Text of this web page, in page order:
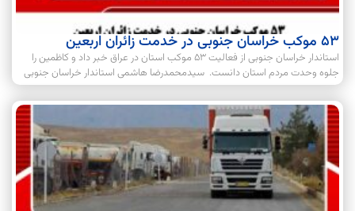
53 موکب خراسان جنوبی در خدمت زائران اربعین
استاندار خراسان جنوبی از فعالیت 53 موکب استان در عراق خبر داد و کاظمین را
جلوه وحدت مردم استان دانست. سیدمحمدرضا هاشمی استاندار خراسان جنوبی